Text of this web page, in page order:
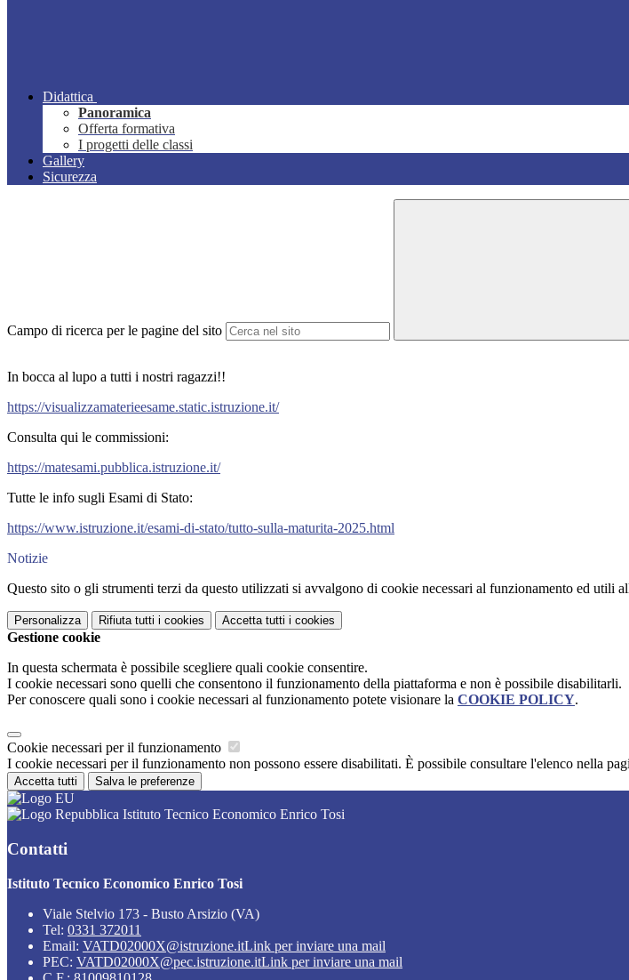
Didattica
Panoramica
Offerta formativa
I progetti delle classi
Gallery
Sicurezza
Campo di ricerca per le pagine del sito
In bocca al lupo a tutti i nostri ragazzi!!
https://visualizzamaterieesame.static.istruzione.it/
Consulta qui le commissioni:
https://matesami.pubblica.istruzione.it/
Tutte le info sugli Esami di Stato:
https://www.istruzione.it/esami-di-stato/tutto-sulla-maturita-2025.html
Notizie
Questo sito o gli strumenti terzi da questo utilizzati si avvalgono di cookie necessari al funzionamento ed utili
Personalizza Rifiuta tutti i cookies Accetta tutti i cookies
Gestione cookie
In questa schermata è possibile scegliere quali cookie consentire.
I cookie necessari sono quelli che consentono il funzionamento della piattaforma e non è possibile disabilitarli.
Per conoscere quali sono i cookie necessari al funzionamento potete visionare la COOKIE POLICY.
Cookie necessari per il funzionamento
I cookie necessari per il funzionamento non possono essere disabilitati. È possibile consultare l'elenco nella
Accetta tutti Salva le preferenze
Istituto Tecnico Economico Enrico Tosi
Contatti
Istituto Tecnico Economico Enrico Tosi
Viale Stelvio 173 - Busto Arsizio (VA)
Tel: 0331 372011
Email: VATD02000X@istruzione.itLink per inviare una mail
PEC: VATD02000X@pec.istruzione.itLink per inviare una mail